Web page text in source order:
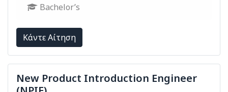
Bachelor’s
Kάντε Αίτηση
New Product Introduction Engineer